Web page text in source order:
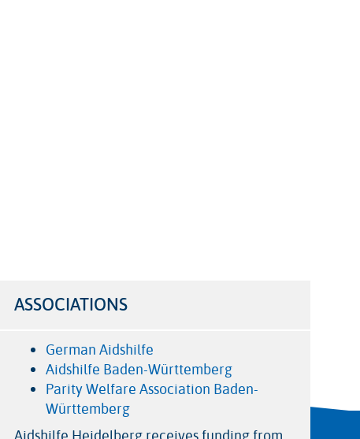
ASSOCIATIONS
German Aidshilfe
Aidshilfe Baden-Württemberg
Parity Welfare Association Baden-
Württemberg